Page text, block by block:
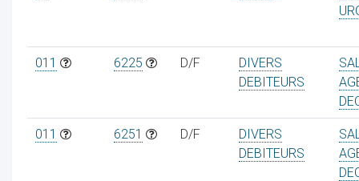
011 6225 D/F
DIVERS
DEBITEURS
011 6251 D/F
DIVERS
DEBITEURS